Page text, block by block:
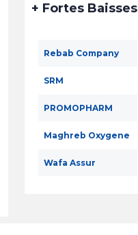
+ Fortes Baisses
Rebab Company
SRM
PROMOPHARM
Maghreb Oxygene
Wafa Assur